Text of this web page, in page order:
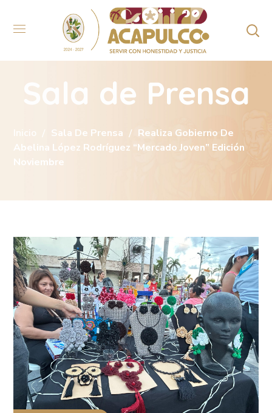
Sala de Prensa
Inicio Sala De Prensa
Realiza Gobierno De
Abelina López Rodríguez “Mercado Joven” Edición
Noviembre